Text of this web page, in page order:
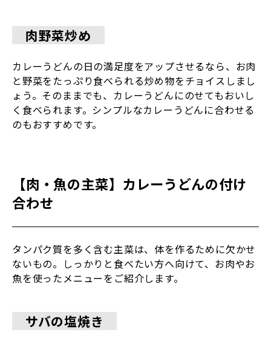
肉野菜炒め
カレーうどんの日の満足度をアップさせるなら、お肉
と野菜をたっぷり食べられる炒め物をチョイスしまし
ょう。そのままでも、カレーうどんにのせてもおいし
く食べられます。シンプルなカレーうどんに合わせる
のもおすすめです。
【肉・魚の主菜】カレーうどんの付け
合わせ
タンパク質を多く含む主菜は、体を作るために欠かせ
ないもの。しっかりと食べたい方へ向けて、お肉やお
魚を使ったメニューをご紹介します。
サバの塩焼き